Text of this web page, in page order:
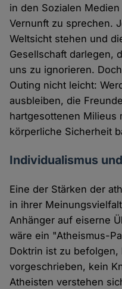
in den Sozialen
Vernunft zu sprechen.
Weltsicht stehen und
Gesellschaft darlegen,
uns zu ignorieren.
Outing nicht leicht:
ausbleiben, die
hartgesottenen Milieus
körperliche Sicherheit
Individualismus
Eine der Stärken der
in ihrer
Anhänger auf eiserne
wäre ein "Atheismus-
Doktrin ist zu
vorgeschrieben, kein
Atheisten verstehen